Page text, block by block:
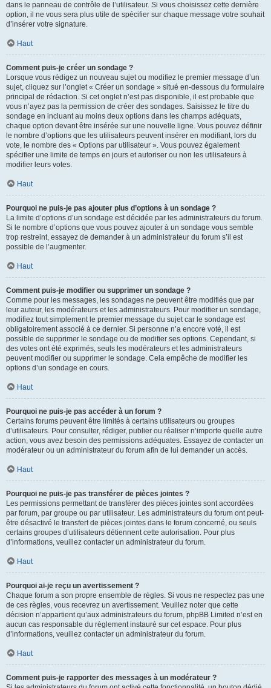
dans le panneau de contrôle de l’utilisateur. Si vous choisissez cette dernière
option, il ne vous sera plus utile de spécifier sur chaque message votre souhait
d’insérer votre signature.
Haut
Comment puis-je créer un sondage ?
Lorsque vous rédigez un nouveau sujet ou modifiez le premier message d’un
sujet, cliquez sur l’onglet « Créer un sondage » situé en-dessous du formulaire
principal de rédaction. Si cet onglet n’est pas disponible, il est probable que
vous n’ayez pas la permission de créer des sondages. Saisissez le titre du
sondage en incluant au moins deux options dans les champs adéquats,
chaque option devant être insérée sur une nouvelle ligne. Vous pouvez définir
le nombre d’options que les utilisateurs peuvent insérer en modifiant, lors du
vote, le nombre des « Options par utilisateur ». Vous pouvez également
spécifier une limite de temps en jours et autoriser ou non les utilisateurs à
modifier leurs votes.
Haut
Pourquoi ne puis-je pas ajouter plus d’options à un sondage ?
La limite d’options d’un sondage est décidée par les administrateurs du forum.
Si le nombre d’options que vous pouvez ajouter à un sondage vous semble
trop restreint, essayez de demander à un administrateur du forum s’il est
possible de l’augmenter.
Haut
Comment puis-je modifier ou supprimer un sondage ?
Comme pour les messages, les sondages ne peuvent être modifiés que par
leur auteur, les modérateurs et les administrateurs. Pour modifier un sondage,
modifiez tout simplement le premier message du sujet car le sondage est
obligatoirement associé à ce dernier. Si personne n’a encore voté, il est
possible de supprimer le sondage ou de modifier ses options. Cependant, si
des votes ont été exprimés, seuls les modérateurs et les administrateurs
peuvent modifier ou supprimer le sondage. Cela empêche de modifier les
options d’un sondage en cours.
Haut
Pourquoi ne puis-je pas accéder à un forum ?
Certains forums peuvent être limités à certains utilisateurs ou groupes
d’utilisateurs. Pour consulter, rédiger, publier ou réaliser n’importe quelle autre
action, vous avez besoin des permissions adéquates. Essayez de contacter un
modérateur ou un administrateur du forum afin de lui demander un accès.
Haut
Pourquoi ne puis-je pas transférer de pièces jointes ?
Les permissions permettant de transférer des pièces jointes sont accordées
par forum, par groupe ou par utilisateur. Les administrateurs du forum ont peut-
être désactivé le transfert de pièces jointes dans le forum concerné, ou seuls
certains groupes d’utilisateurs détiennent cette autorisation. Pour plus
d’informations, veuillez contacter un administrateur du forum.
Haut
Pourquoi ai-je reçu un avertissement ?
Chaque forum a son propre ensemble de règles. Si vous ne respectez pas une
de ces règles, vous recevrez un avertissement. Veuillez noter que cette
décision n’appartient qu’aux administrateurs du forum, phpBB Limited n’est en
aucun cas responsable du règlement instauré sur cet espace. Pour plus
d’informations, veuillez contacter un administrateur du forum.
Haut
Comment puis-je rapporter des messages à un modérateur ?